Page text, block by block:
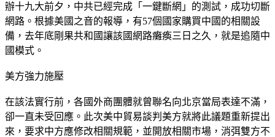
辦十九大前夕，中共已經完成「一鍵斷網」的測試，成功切斷
網路。根據美國之音的報導，有57個國家購買中國的相關設
備，去年底剛果共和國讓該國網路癱瘓三日之久，就是追隨中
國模式。
美方強力施壓
在該法實行前，各國外商團體就曾聯名向北京當局表達不滿，
卻一直未受回應。此次美中貿易談判美方就將此議題重新提出
來，要求中方應修改相關規範，並開放相關市場，消弭雙方不